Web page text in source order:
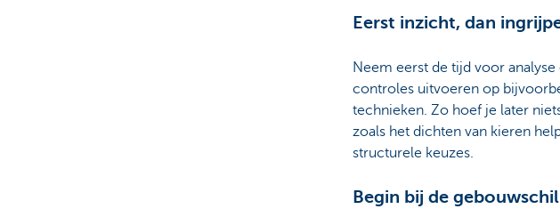
Eerst inzicht, dan
Neem eerst de tijd voor
controles uitvoeren op
technieken. Zo hoef je later
zoals het dichten van kieren
structurele keuzes.
Begin bij de gebouwschil